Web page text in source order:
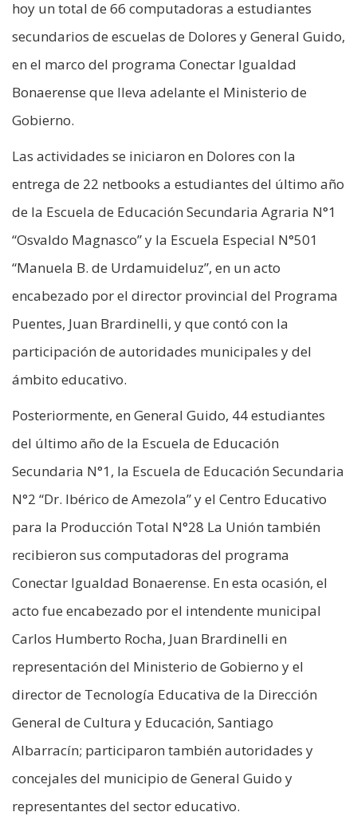
hoy un total de 66 computadoras a estudiantes
secundarios de escuelas de Dolores y General Guido,
en el marco del programa Conectar Igualdad
Bonaerense que lleva adelante el Ministerio de
Gobierno.
Las actividades se iniciaron en Dolores con la
entrega de 22 netbooks a estudiantes del último año
de la Escuela de Educación Secundaria Agraria N°1
“Osvaldo Magnasco” y la Escuela Especial N°501
“Manuela B. de Urdamuideluz”, en un acto
encabezado por el director provincial del Programa
Puentes, Juan Brardinelli, y que contó con la
participación de autoridades municipales y del
ámbito educativo.
Posteriormente, en General Guido, 44 estudiantes
del último año de la Escuela de Educación
Secundaria N°1, la Escuela de Educación Secundaria
N°2 “Dr. Ibérico de Amezola” y el Centro Educativo
para la Producción Total N°28 La Unión también
recibieron sus computadoras del programa
Conectar Igualdad Bonaerense. En esta ocasión, el
acto fue encabezado por el intendente municipal
Carlos Humberto Rocha, Juan Brardinelli en
representación del Ministerio de Gobierno y el
director de Tecnología Educativa de la Dirección
General de Cultura y Educación, Santiago
Albarracín; participaron también autoridades y
concejales del municipio de General Guido y
representantes del sector educativo.